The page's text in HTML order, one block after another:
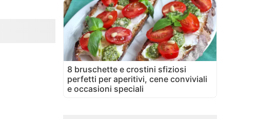
8 bruschette e crostini sfiziosi
perfetti per aperitivi, cene conviviali
e occasioni speciali